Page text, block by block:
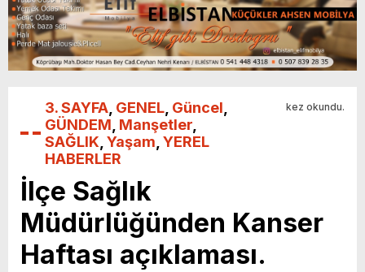
3. SAYFA GENEL Güncel
GÜNDEM Manşetler
SAĞLIK Yaşam YEREL
HABERLER
kez okundu.
İlçe Sağlık
Müdürlüğünden Kanser
Haftası açıklaması.